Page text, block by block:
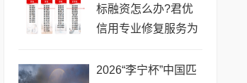
标融资怎么办?君优
信用专业修复服务为
2026“李宁杯”中国匹